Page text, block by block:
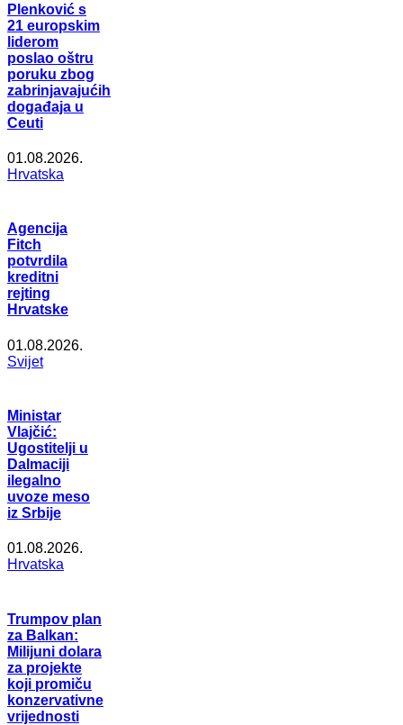
Plenković s
21 europskim
liderom
poslao oštru
poruku zbog
zabrinjavajućih
događaja u
Ceuti
01.08.2026.
Hrvatska
Agencija
Fitch
potvrdila
kreditni
rejting
Hrvatske
01.08.2026.
Svijet
Ministar
Vlajčić:
Ugostitelji u
Dalmaciji
ilegalno
uvoze meso
iz Srbije
01.08.2026.
Hrvatska
Trumpov plan
za Balkan:
Milijuni dolara
za projekte
koji promiču
konzervativne
vrijednosti